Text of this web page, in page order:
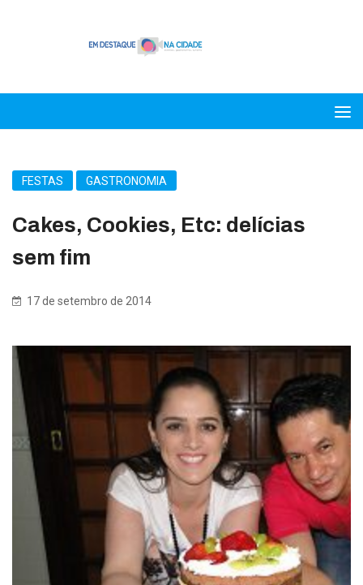
FESTAS GASTRONOMIA
Cakes, Cookies, Etc: delícias
sem fim
17 de setembro de 2014